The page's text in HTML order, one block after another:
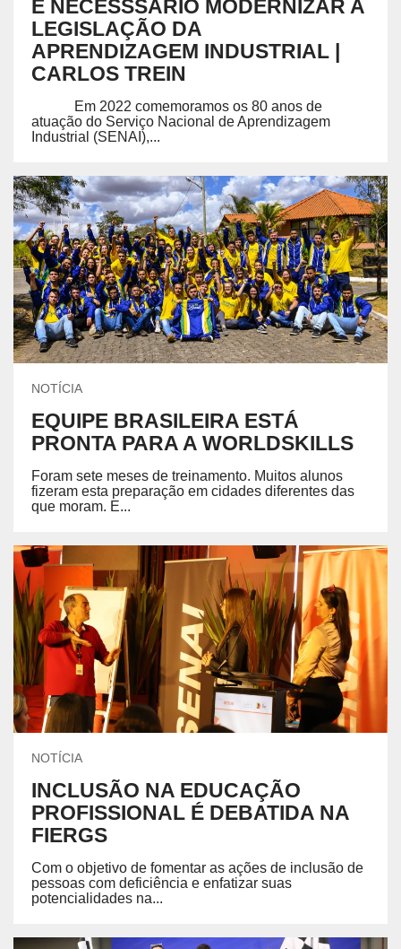
É NECESSSÁRIO MODERNIZAR A
LEGISLAÇÃO DA
APRENDIZAGEM INDUSTRIAL |
CARLOS TREIN
Em 2022 comemoramos os 80 anos de
atuação do Serviço Nacional de Aprendizagem
Industrial (SENAI),...
NOTÍCIA
EQUIPE BRASILEIRA ESTÁ
PRONTA PARA A WORLDSKILLS
Foram sete meses de treinamento. Muitos alunos
fizeram esta preparação em cidades diferentes das
que moram. E...
NOTÍCIA
INCLUSÃO NA EDUCAÇÃO
PROFISSIONAL É DEBATIDA NA
FIERGS
Com o objetivo de fomentar as ações de inclusão de
pessoas com deficiência e enfatizar suas
potencialidades na...